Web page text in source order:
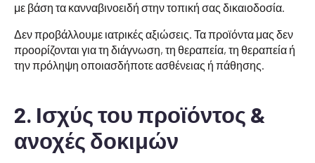
με βάση τα κανναβινοειδή στην τοπική σας δικαιοδοσία.
Δεν προβάλλουμε ιατρικές αξιώσεις. Τα προϊόντα μας δεν
προορίζονται για τη διάγνωση, τη θεραπεία, τη θεραπεία ή
την πρόληψη οποιασδήποτε ασθένειας ή πάθησης.
2. Ισχύς του προϊόντος &
ανοχές δοκιμών